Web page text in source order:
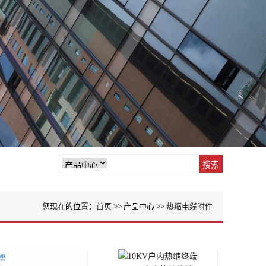
您现在的位置： 首页 >> 产品中心 >> 热缩电缆附件